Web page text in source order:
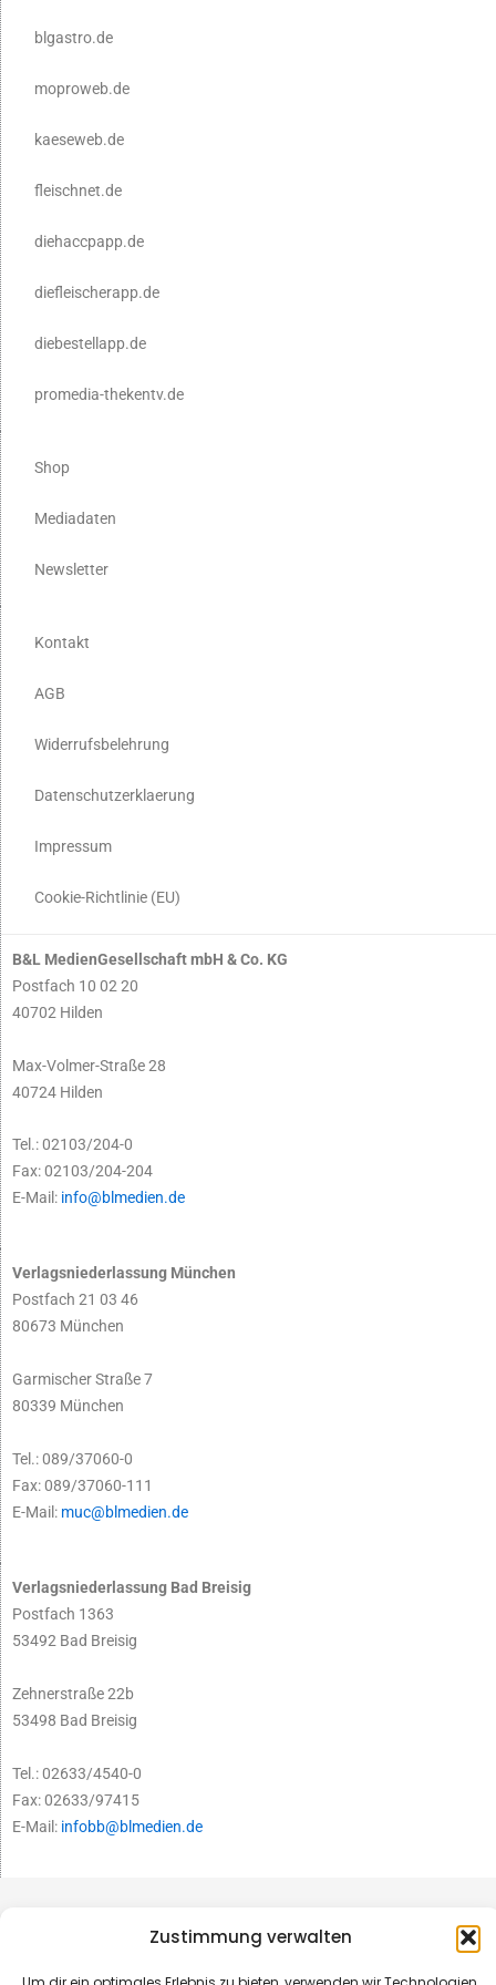
Zustimmung verwalten
blgastro.de
moproweb.de
kaeseweb.de
fleischnet.de
diehaccpapp.de
diefleischerapp.de
diebestellapp.de
promedia-thekentv.de
Shop
Mediadaten
Newsletter
Kontakt
AGB
Widerrufsbelehrung
Datenschutzerklaerung
Impressum
Cookie-Richtlinie (EU)
B&L MedienGesellschaft mbH & Co. KG
Postfach 10 02 20
40702 Hilden
Max-Volmer-Straße 28
40724 Hilden
Tel.: 02103/204-0
Fax: 02103/204-204
E-Mail: info@blmedien.de
Verlagsniederlassung München
Postfach 21 03 46
80673 München
Garmischer Straße 7
80339 München
Tel.: 089/37060-0
Fax: 089/37060-111
E-Mail: muc@blmedien.de
Verlagsniederlassung Bad Breisig
Postfach 1363
53492 Bad Breisig
Zehnerstraße 22b
53498 Bad Breisig
Tel.: 02633/4540-0
Fax: 02633/97415
E-Mail: infobb@blmedien.de